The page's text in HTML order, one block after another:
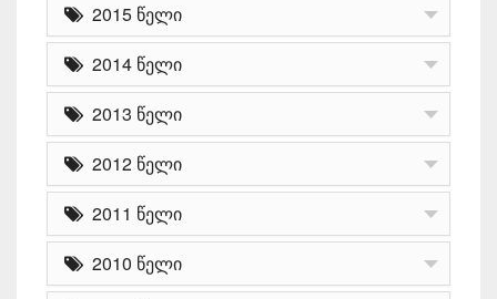
2015 წელი
2014 წელი
2013 წელი
2012 წელი
2011 წელი
2010 წელი